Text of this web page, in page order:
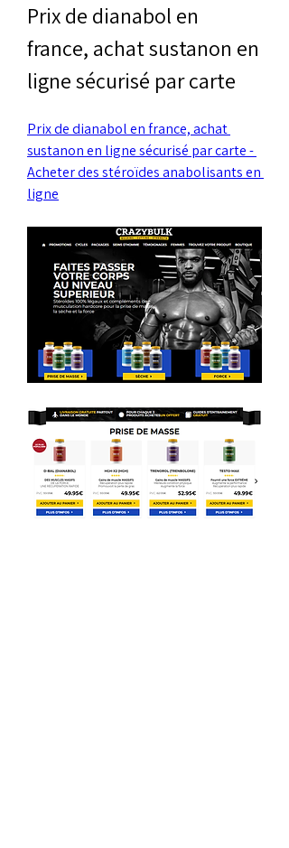
Prix de dianabol en
france, achat sustanon en
ligne sécurisé par carte
Prix de dianabol en france, achat
sustanon en ligne sécurisé par carte -
Acheter des stéroïdes anabolisants en
ligne